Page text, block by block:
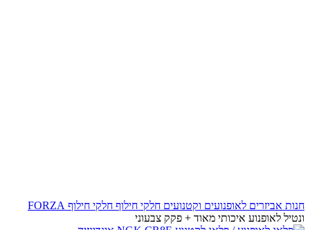
חנות אביזרים לאופנועים וקטנועים חלקי חילוף חלקי חילוף FORZA
ונטיל לאופנוע איכותי מאוד + פקק צבעוני